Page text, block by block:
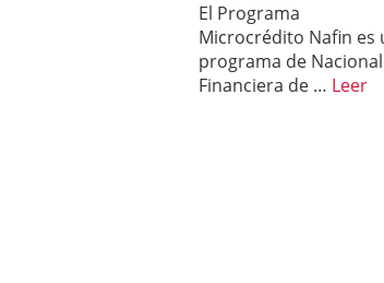
El Programa
Microcrédito Nafin es
programa de Nacional
Financiera de … Leer